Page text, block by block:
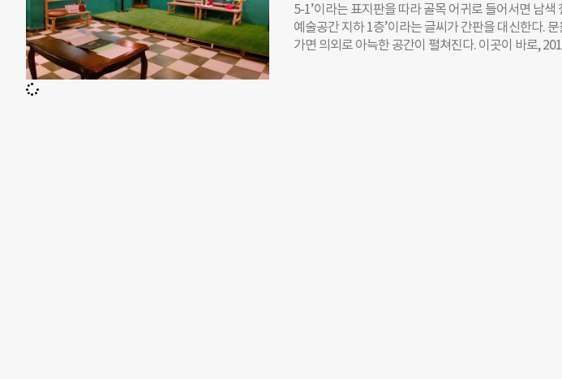
5-1’이라는 표지판을 따라 골목 어귀로 들어서면 남색
예술공간 지하 1층’이라는 글씨가 간판을 대신한다.
가면 의외로 아늑한 공간이 펼쳐진다. 이곳이 바로,